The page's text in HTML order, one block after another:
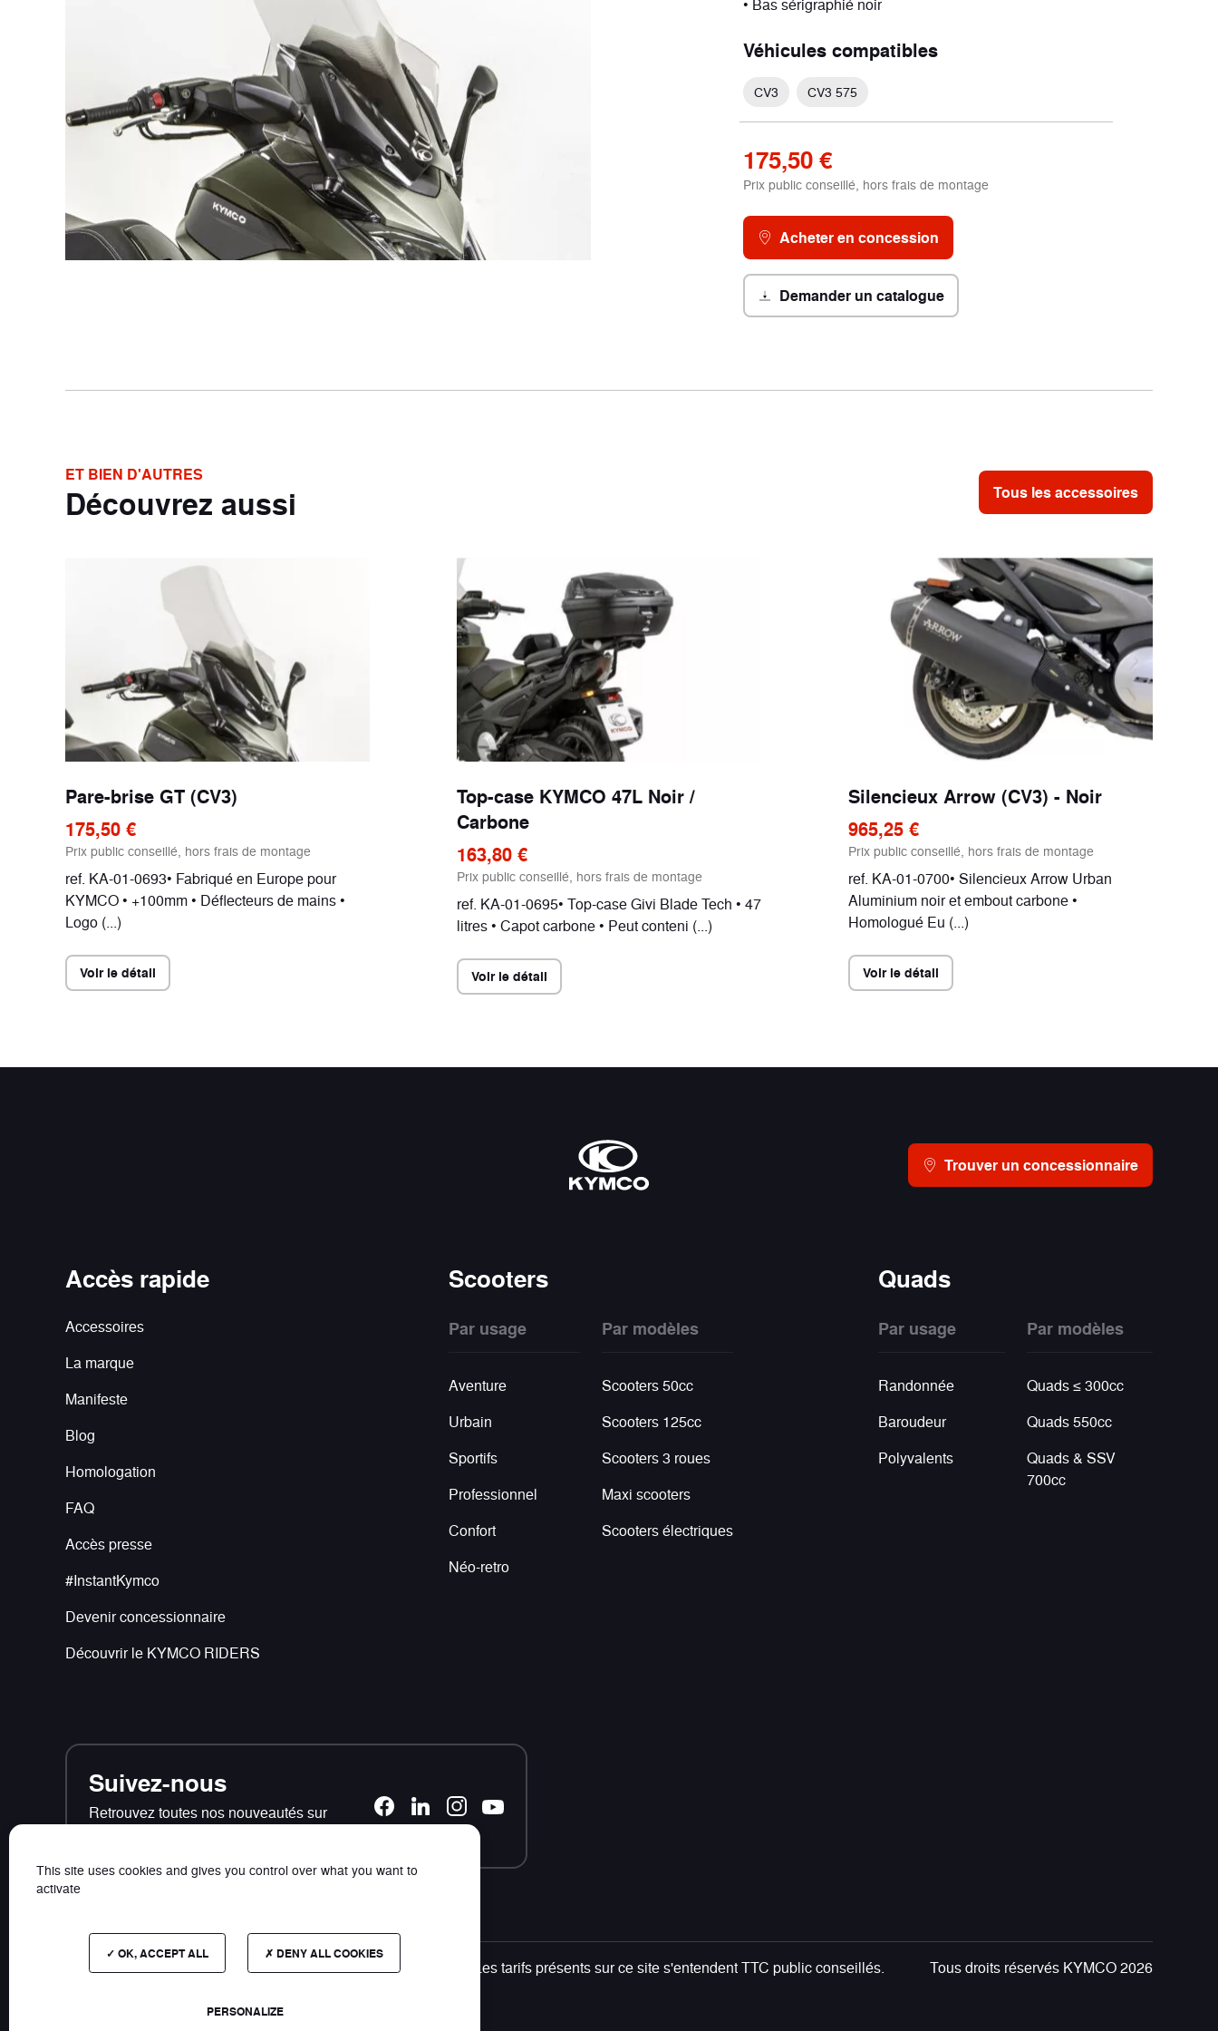
Professionnel
1 véhicule
Confort
10 véhicules
Véhicules compatibles
CV3 CV3 575
175,50 €
Prix public conseillé, hors frais de montage
Acheter en concession
Demander un catalogue
ET BIEN D'AUTRES
Découvrez aussi Tous les accessoires
Pare-brise GT (CV3)
175,50 €
Prix public conseillé, hors frais de montage
ref. KA-01-0693• Fabriqué en Europe pour
KYMCO • +100mm • Déflecteurs de mains •
Logo (...)
Voir le détail
Top-case KYMCO 47L Noir /
Carbone
163,80 €
Prix public conseillé, hors frais de montage
ref. KA-01-0695• Top-case Givi Blade Tech • 47
litres • Capot carbone • Peut conteni (...)
Voir le détail
Silencieux Arrow (CV3) - Noir
965,25 €
Prix public conseillé, hors frais de montage
ref. KA-01-0700• Silencieux Arrow Urban
Aluminium noir et embout carbone •
Homologué Eu (...)
Voir le détail
Trouver un concessionnaire
Accès rapide
Accessoires
La marque
Manifeste
Blog
Homologation
FAQ
Accès presse
#InstantKymco
Devenir concessionnaire
Découvrir le KYMCO RIDERS
Scooters
Par usage
Aventure
Urbain
Sportifs
Professionnel
Confort
Néo-retro
Par modèles
Scooters 50cc
Scooters 125cc
Scooters 3 roues
Maxi scooters
Scooters électriques
Quads
Par usage
Randonnée
Baroudeur
Polyvalents
Par modèles
Quads ≤ 300cc
Quads 550cc
Quads & SSV
700cc
Suivez-nous
Retrouvez toutes nos nouveautés sur
Contact Plan du site Photos et données non contractuelles - Les tarifs présents sur ce site s'entendent TTC public conseillés. Tous droits réservés KYMCO 2026
This site uses cookies and gives you control over what you want to
activate
OK, ACCEPT ALL DENY ALL COOKIES
PERSONALIZE